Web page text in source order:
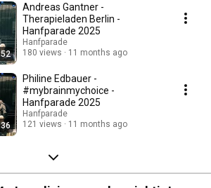
Andreas Gantner -
Therapieladen Berlin -
Hanfparade 2025
Hanfparade
180 views
11 months ago
Philine Edbauer -
#mybrainmychoice -
Hanfparade 2025
Hanfparade
121 views
11 months ago